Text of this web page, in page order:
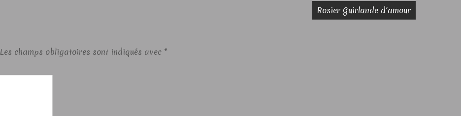
Rosier Guirlande d’amour
Les champs obligatoires sont indiqués avec *